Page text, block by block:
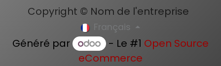
Copyright © Nom de l'entreprise
Français
Généré par - Le #1 Open Source
eCommerce